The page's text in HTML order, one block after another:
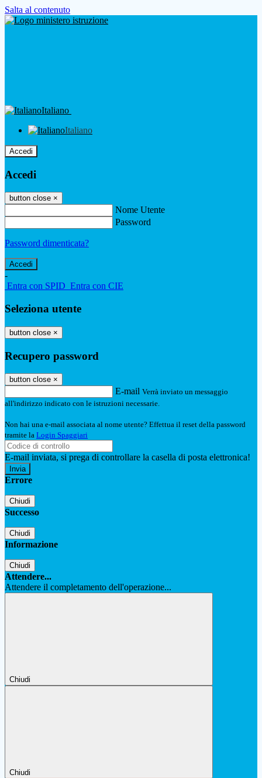
Salta al contenuto
Italiano
Italiano
Accedi
Accedi
button close ×
Nome Utente
Password
Password dimenticata?
-
Entra con SPID Entra con CIE
Seleziona utente
button close ×
Recupero password
button close ×
E-mail Verrà inviato un messaggio
all'indirizzo indicato con le istruzioni necessarie.
Non hai una e-mail associata al nome utente? Effettua il reset della password
tramite la Login Spaggiari
E-mail inviata, si prega di controllare la casella di posta elettronica!
Errore
Chiudi
Successo
Chiudi
Informazione
Chiudi
Attendere...
Attendere il completamento dell'operazione...
Chiudi
Chiudi